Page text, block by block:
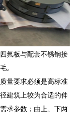
氟板与配套不锈钢接
。
量要求必须是高标准
建筑上较为合适的伸
求参数；由上、下两